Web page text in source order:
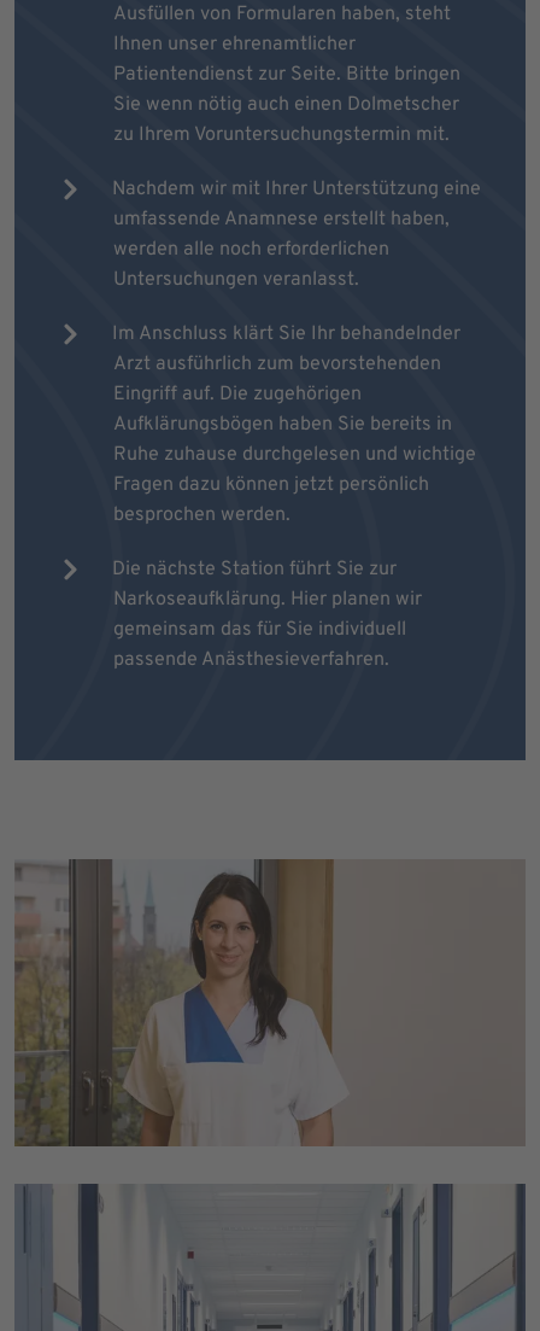
Ausfüllen von Formularen haben, steht
Ihnen unser ehrenamtlicher
Patientendienst zur Seite. Bitte bringen
Sie wenn nötig auch einen Dolmetscher
zu Ihrem Voruntersuchungstermin mit.
Nachdem wir mit Ihrer Unterstützung eine
umfassende Anamnese erstellt haben,
werden alle noch erforderlichen
Untersuchungen veranlasst.
Im Anschluss klärt Sie Ihr behandelnder
Arzt ausführlich zum bevorstehenden
Eingriff auf. Die zugehörigen
Aufklärungsbögen haben Sie bereits in
Ruhe zuhause durchgelesen und wichtige
Fragen dazu können jetzt persönlich
besprochen werden.
Die nächste Station führt Sie zur
Narkoseaufklärung. Hier planen wir
gemeinsam das für Sie individuell
passende Anästhesieverfahren.